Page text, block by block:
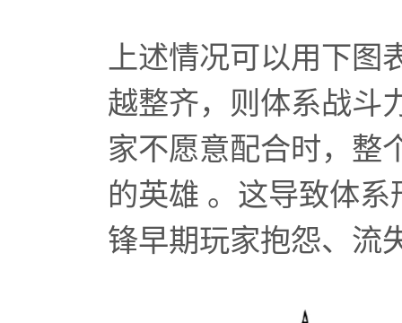
上述情况可以用下
越整齐，则体系战斗
家不愿意配合时，整
的英雄 。这导致体
锋早期玩家抱怨、流